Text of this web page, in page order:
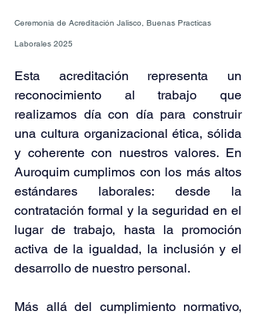
Ceremonia de Acreditación Jalisco, Buenas Practicas
Laborales 2025
Esta acreditación representa un
reconocimiento al trabajo que
realizamos día con día para construir
una cultura organizacional ética, sólida
y coherente con nuestros valores. En
Auroquim cumplimos con los más altos
estándares laborales: desde la
contratación formal y la seguridad en el
lugar de trabajo, hasta la promoción
activa de la igualdad, la inclusión y el
desarrollo de nuestro personal.
Más allá del cumplimiento normativo,